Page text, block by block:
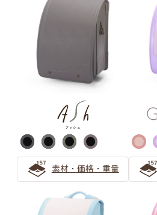
可愛さ華やぐローズピンクのラン
似合うピンク色を選ぶ方法も紹介
安らぎと上品さ 「ピンクベージ
サックス（水色）
選び方
【水色ランドセル】萬勇鞄の誇る
ンナップを一覧紹介！
水色のランドセルの選び方！人気
水色のランドセルは可愛らしい女
素材・価格・重量